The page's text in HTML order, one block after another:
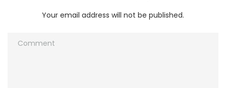
Your email address will not be published.